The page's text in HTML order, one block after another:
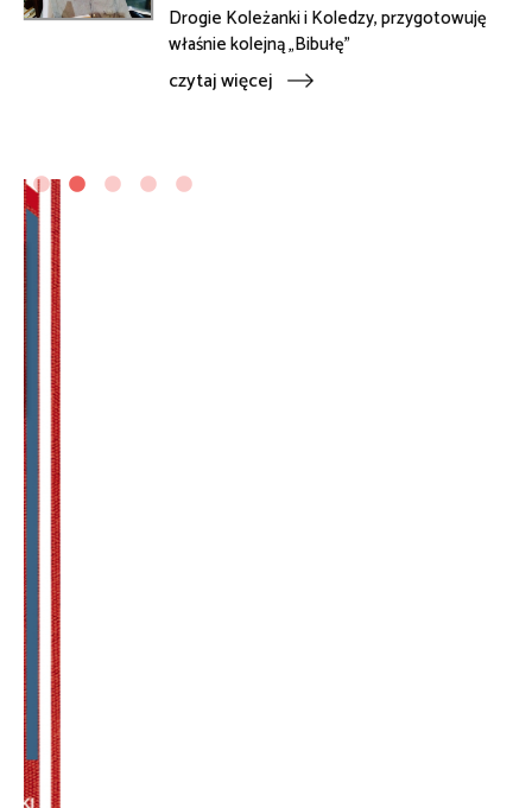
Drogie Koleżanki i Koledzy, przygotowuję
właśnie kolejną „Bibułę”
czytaj więcej